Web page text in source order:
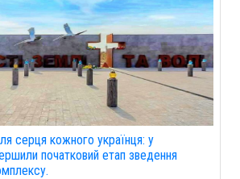
серця кожного українця: у
початковий етап зведення